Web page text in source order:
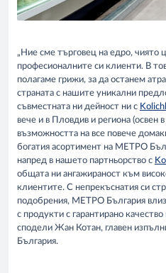
„Ние сме търговец на едро, чиято
професионалните си клиенти. В
полагаме грижи, за да останем
страната с нашите уникални
съвместната ни дейност ни с
вече и в Пловдив и региона
възможността на все повече
богатия асортимент на МЕТРО
напред в нашето партньорство с
общата ни ангажираност към
клиентите. С непрекъснатия си
подобрения, МЕТРО България
с продукти с гарантирано качество
сподели Жан Котан, главен
България.